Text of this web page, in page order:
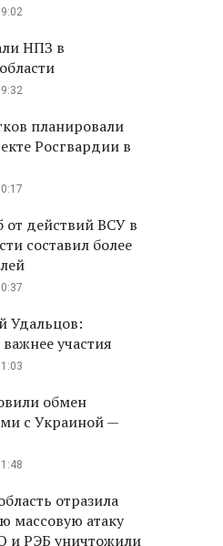
НПЗ в
планировали
Росгвардии в
действий ВСУ в
составил более
Удальцов:
участия
обмен
с Украиной —
отразила
массовую атаку
и РЭБ уничтожили